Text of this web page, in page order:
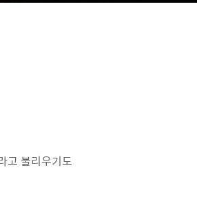
고 불리우기도